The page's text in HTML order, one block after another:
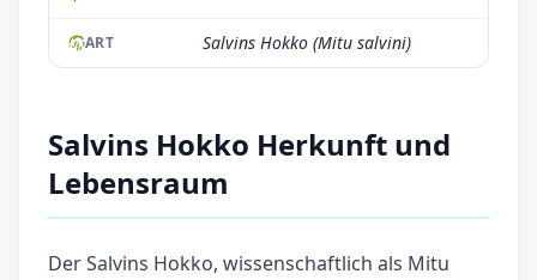
ART Salvins Hokko (Mitu salvini)
Salvins Hokko Herkunft und
Lebensraum
Der Salvins Hokko, wissenschaftlich als Mitu